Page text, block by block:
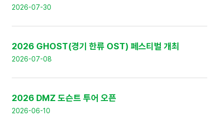
목
날
로
구
2026-07-30
2026 GHOST(경기 한류 OST) 페스티벌 개최
2026-07-08
2026 DMZ 도슨트 투어 오픈
2026-06-10